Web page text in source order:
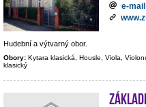
e-mail
Hudební a výtvarný obor.
Obory: Kytara klasická, Housle, Viola,
klasický